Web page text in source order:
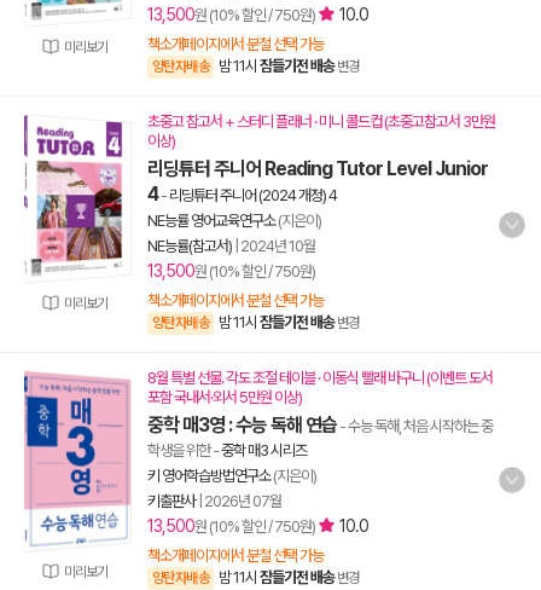
미리보기
13,500원 (10% 할인 / 750원) 10.0
책소개페이지에서 분철 선택 가능
양탄자배송 밤 11시 잠들기전 배송 변경
미리보기
초중고 참고서 + 스터디 플래너 · 미니 콜드컵 (초중고참고서 3만원
이상)
리딩튜터 주니어 Reading Tutor Level Junior
4- 리딩튜터 주니어 (2024 개정) 4
NE능률 영어교육연구소(지은이)
NE능률(참고서) 2024년 10월
13,500원 (10% 할인 / 750원)
책소개페이지에서 분철 선택 가능
양탄자배송 밤 11시 잠들기전 배송 변경
미리보기
8월 특별 선물. 각도 조절 테이블 · 이동식 빨래 바구니 (이벤트 도서
포함 국내서·외서 5만원 이상)
중학 매3영 : 수능 독해 연습 - 수능 독해, 처음 시작하는 중
학생을 위한-중학 매3 시리즈
키 영어학습방법연구소(지은이)
키출판사| 2026년 07월
13,500원 (10% 할인 / 750원) 10.0
책소개페이지에서 분철 선택 가능
양탄자배송 밤 11시 잠들기전 배송 변경